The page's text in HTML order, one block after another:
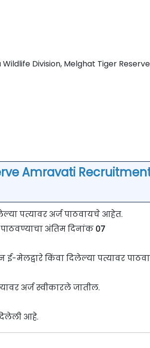
Division, Melghat Tiger
Amravati
पत्यावर अर्ज पाठवायचे आहेत.
अंतिम दिनांक ०७
मेलद्वारे किंवा दिलेल्या पत्यावर
अर्ज स्वीकारले जातील.
आहे.